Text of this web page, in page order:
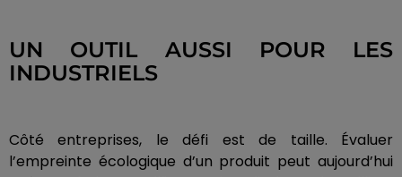
UN OUTIL AUSSI POUR LES
INDUSTRIELS
Côté entreprises, le défi est de taille. Évaluer
l’empreinte écologique d’un produit peut aujourd’hui